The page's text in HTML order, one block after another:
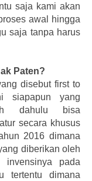
saja kami akan
awal hingga
saja tanpa harus
Paten?
disebut first to
siapapun yang
dahulu bisa
secara khusus
2016 dimana
diberikan oleh
invensinya pada
tertentu dimana